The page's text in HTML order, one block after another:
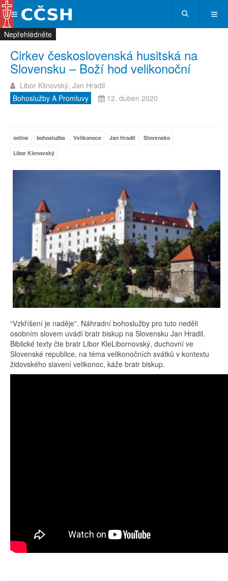
Cirkev československá husitská na
Slovensku – Boží hod velikonoční
Libor Klinovský, Jan Hradil
Bohoslužby A Promluvy
12. duben 2020
online bohoslužba Velikonoce Jan Hradil
Slovensko
Libor Klenovský
“Vzkříšení je naděje”. Náhradní bohoslužby pro tuto neděli
osobním slovem uvádí bratr biskup na Slovensku Jan Hradil.
Biblické texty čte bratr Libor KleLibornovský, duchovní ve
Slovenské republice, na téma velikonočních svátků v kontextu
židovského slavení velikonoc, káže bratr biskup.
Nepřehlédněte
Nepřehlédněte
Nepřehlédněte
Nepřehlédněte